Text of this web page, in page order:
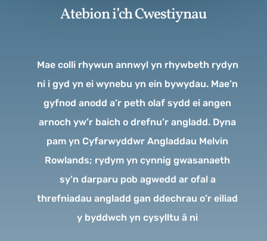
Atebion i’ch Cwestiynau
Mae colli rhywun annwyl yn rhywbeth rydyn
ni i gyd yn ei wynebu yn ein bywydau. Mae’n
gyfnod anodd a’r peth olaf sydd ei angen
arnoch yw’r baich o drefnu’r angladd. Dyna
pam yn Cyfarwyddwr Angladdau Melvin
Rowlands; rydym yn cynnig gwasanaeth
sy’n darparu pob agwedd ar ofal a
threfniadau angladd gan ddechrau o’r eiliad
y byddwch yn cysylltu â ni